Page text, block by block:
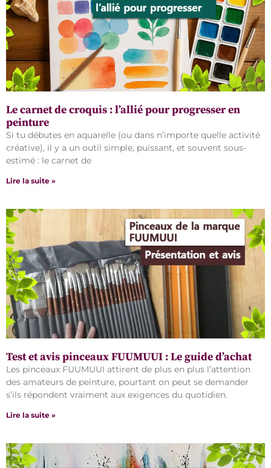
Le carnet de croquis : l’allié pour progresser en
peinture
Si tu débutes en aquarelle (ou dans n’importe quelle activité
créative), il y a un outil simple, puissant, et souvent sous-
estimé : le carnet de
Lire la suite »
Test et avis pinceaux FUUMUUI : Le guide d’achat
Les pinceaux FUUMUUI attirent de plus en plus l’attention
des amateurs de peinture, pourtant on peut se demander
s’ils répondent vraiment aux exigences du quotidien.
Lire la suite »